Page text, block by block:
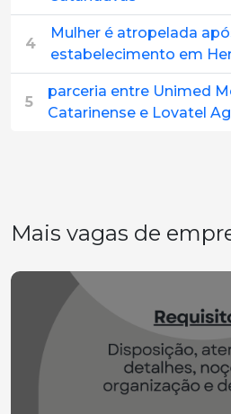
4
Mulher é atropelada
estabelecimento em
5
parceria entre Unimed
Catarinense e Lovatel
Mais vagas de